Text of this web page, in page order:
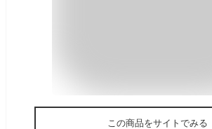
この商品をサイトでみる